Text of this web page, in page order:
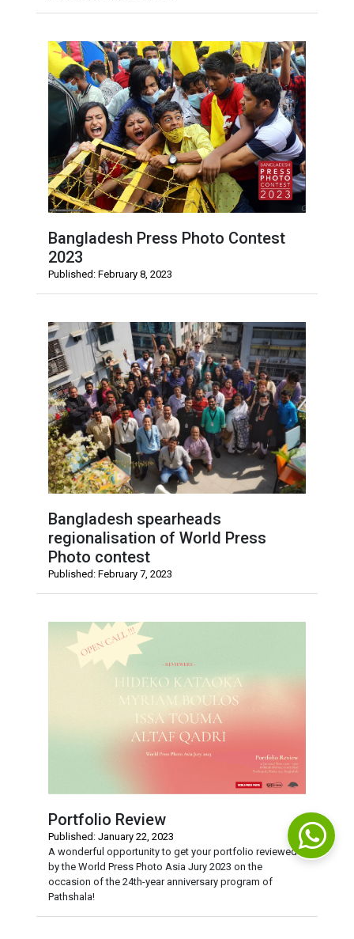
Bangladesh Press Photo Contest
2023
Published: February 8, 2023
Bangladesh spearheads
regionalisation of World Press
Photo contest
Published: February 7, 2023
Portfolio Review
Published: January 22, 2023
A wonderful opportunity to get your portfolio reviewed
by the World Press Photo Asia Jury 2023 on the
occasion of the 24th-year anniversary program of
Pathshala!